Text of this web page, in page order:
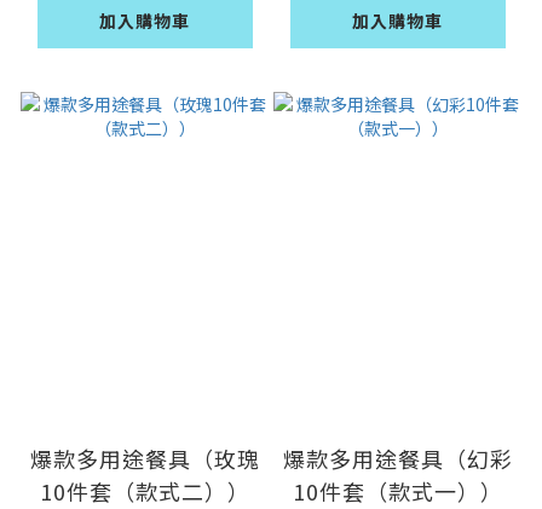
加入購物車
加入購物車
爆款多用途餐具（玫瑰
10件套（款式二））
爆款多用途餐具（幻彩
10件套（款式一））